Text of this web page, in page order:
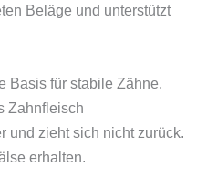
Beläge und unterstützt
Basis für stabile Zähne.
Zahnfleisch
und zieht sich nicht zurück.
erhalten.